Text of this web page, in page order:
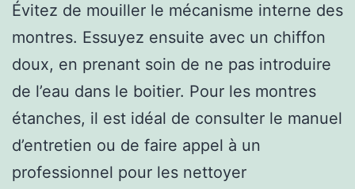
Évitez de mouiller le mécanisme interne des
montres. Essuyez ensuite avec un chiffon
doux, en prenant soin de ne pas introduire
de l’eau dans le boitier. Pour les montres
étanches, il est idéal de consulter le manuel
d’entretien ou de faire appel à un
professionnel pour les nettoyer